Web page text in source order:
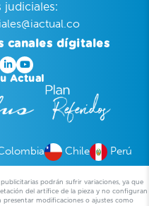
judiciales:
canales dígitales
Actual
Chile Perú
podrán sufrir variaciones, ya que
del artífice de la pieza y no configuran
modificaciones o ajustes como